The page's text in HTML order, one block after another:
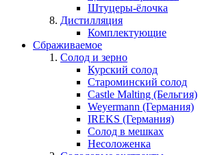
Штуцеры-ёлочка
Дистилляция
Комплектующие
Сбраживаемое
Солод и зерно
Курский солод
Староминский солод
Castle Malting (Бельгия)
Weyermann (Германия)
IREKS (Германия)
Солод в мешках
Несоложенка